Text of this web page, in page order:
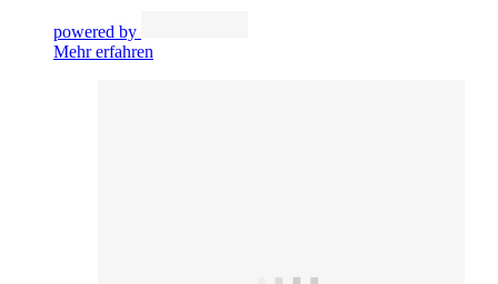
powered by
Mehr erfahren